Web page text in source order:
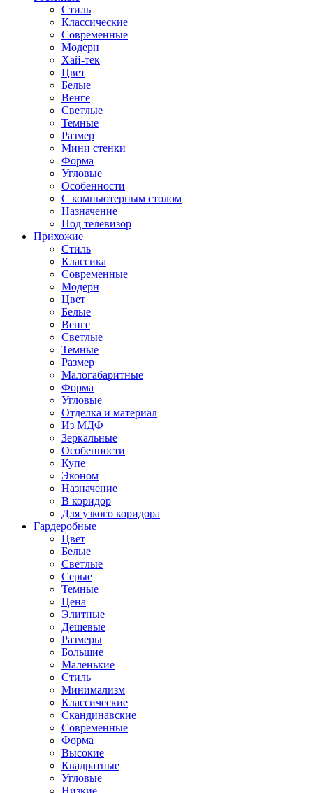
Стиль
Классические
Современные
Модерн
Хай-тек
Цвет
Белые
Венге
Светлые
Темные
Размер
Мини стенки
Форма
Угловые
Особенности
С компьютерным столом
Назначение
Под телевизор
Прихожие
Стиль
Классика
Современные
Модерн
Цвет
Белые
Венге
Светлые
Темные
Размер
Малогабаритные
Форма
Угловые
Отделка и материал
Из МДФ
Зеркальные
Особенности
Купе
Эконом
Назначение
В коридор
Для узкого коридора
Гардеробные
Цвет
Белые
Светлые
Серые
Темные
Цена
Элитные
Дешевые
Размеры
Большие
Маленькие
Стиль
Минимализм
Классические
Скандинавские
Современные
Форма
Высокие
Квадратные
Угловые
Низкие